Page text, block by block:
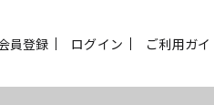
員登録 ログイン ご利用ガイ